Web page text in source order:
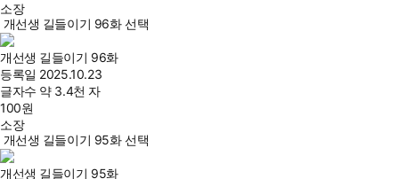
소장
개선생 길들이기 96화 선택
개선생 길들이기 96화
등록일 2025.10.23
글자수 약 3.4천 자
100원
소장
개선생 길들이기 95화 선택
개선생 길들이기 95화